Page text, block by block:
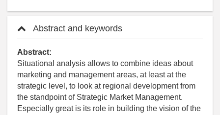
Abstract and keywords
Abstract:
Situational analysis allows to combine ideas about
marketing and management areas, at least at the
strategic level, to look at regional development from
the standpoint of Strategic Market Management.
Especially great is its role in building the vision of the